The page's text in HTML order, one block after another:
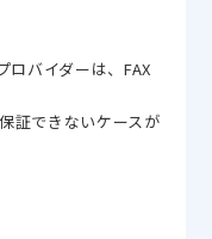
バイダーは、FAX
証できないケースが